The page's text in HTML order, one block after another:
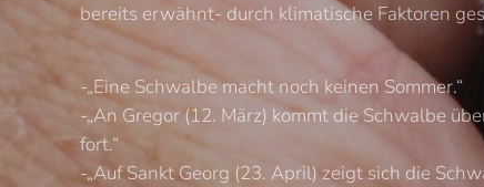
bereits erwähnt- durch klimatische Faktoren
-„Eine Schwalbe macht noch keinen Sommer.“
-„An Gregor (12. März) kommt die Schwalbe
fort.“
-„Auf Sankt Georg (23. April) zeigt sich die